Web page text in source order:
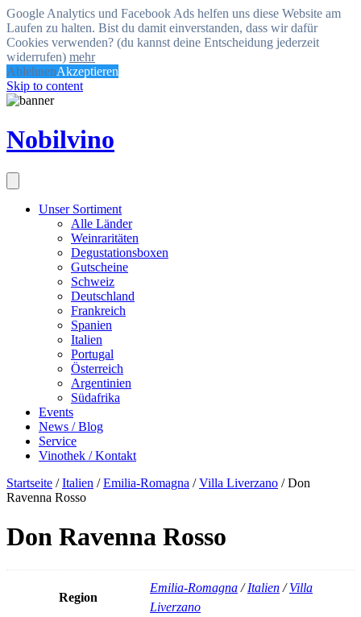
Google Analytics und Facebook Ads helfen uns diese Website am
Laufen zu halten. Bist du damit einverstanden, dass wir dafür
Cookies verwenden? (du kannst deine Entscheidung jederzeit
widerrufen) mehr
AblehnenAkzeptieren
Skip to content
Nobilvino
Unser Sortiment
Alle Länder
Weinraritäten
Degustationsboxen
Gutscheine
Schweiz
Deutschland
Frankreich
Spanien
Italien
Portugal
Österreich
Argentinien
Südafrika
Events
News / Blog
Service
Vinothek / Kontakt
Startseite /Italien /Emilia-Romagna /Villa Liverzano / Don
Ravenna Rosso
Don Ravenna Rosso
Region
Emilia-Romagna /Italien /Villa
Liverzano